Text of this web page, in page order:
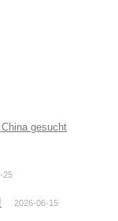
gesucht
25
2026-06-15